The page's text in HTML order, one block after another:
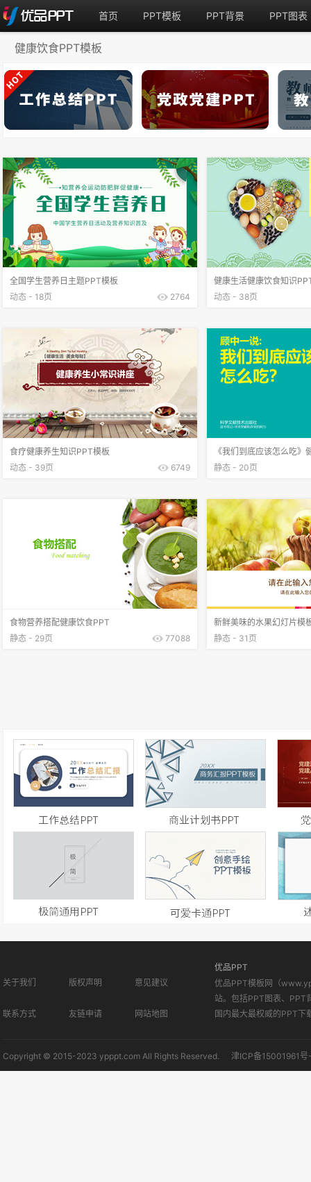
首页 PPT模板 PPT背景 PPT图表
健康饮食PPT模板
全国学生营养日主题PPT模板
动态 - 18页
2764
健康生活健康饮食知识
动态 - 38页
食疗健康养生知识PPT模板
动态 - 39页
6749
《我们到底应该怎么吃
静态 - 20页
食物营养搭配健康饮食PPT
静态 - 29页
77088
新鲜美味的水果幻灯片模
静态 - 31页
关于我们 版权声明 意见建议
联系方式 友链申请 网站地图
优品PPT
优品PPT模板网（
站。包括PPT图表、PPT
国内最大最权威的PPT下
Copyright © 2015-2023 ypppt.com All Rights Reserved. 津ICP备15001961号